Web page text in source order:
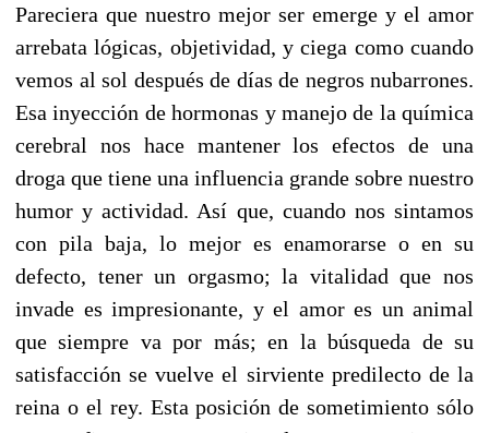
Pareciera que nuestro mejor ser emerge y el amor
arrebata lógicas, objetividad, y ciega como cuando
vemos al sol después de días de negros nubarrones.
Esa inyección de hormonas y manejo de la química
cerebral nos hace mantener los efectos de una
droga que tiene una influencia grande sobre nuestro
humor y actividad. Así que, cuando nos sintamos
con pila baja, lo mejor es enamorarse o en su
defecto, tener un orgasmo; la vitalidad que nos
invade es impresionante, y el amor es un animal
que siempre va por más; en la búsqueda de su
satisfacción se vuelve el sirviente predilecto de la
reina o el rey. Esta posición de sometimiento sólo